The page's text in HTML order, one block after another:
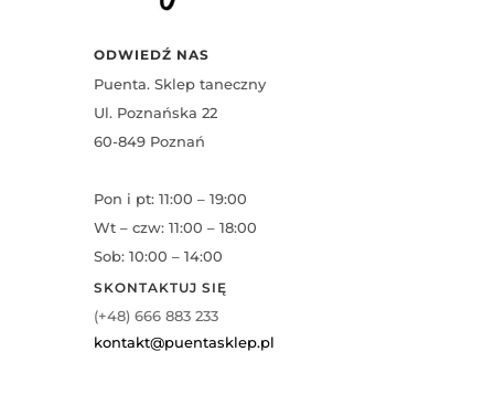
ODWIEDŹ NAS
Puenta. Sklep taneczny
Ul. Poznańska 22
60-849 Poznań
Pon i pt: 11:00 – 19:00
Wt – czw: 11:00 – 18:00
Sob: 10:00 – 14:00
SKONTAKTUJ SIĘ
(+48) 666 883 233
kontakt@puentasklep.pl